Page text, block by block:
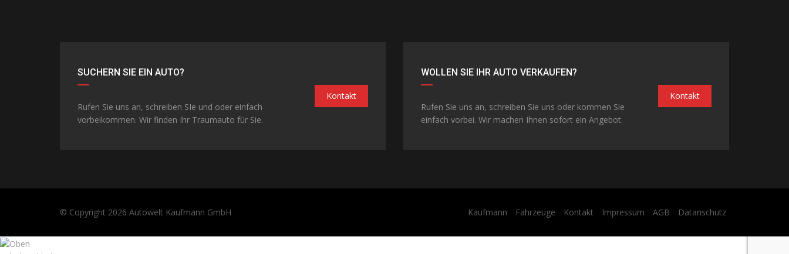
SUCHERN SIE EIN AUTO?
Rufen Sie uns an, schreiben SIe und oder einfach
vorbeikommen. Wir finden Ihr Traumauto für Sie.
Kontakt
WOLLEN SIE IHR AUTO VERKAUFEN?
Rufen Sie uns an, schreiben Sie uns oder kommen Sie
einfach vorbei. Wir machen Ihnen sofort ein Angebot.
Kontakt
© Copyright 2026 Autowelt Kaufmann GmbH Kaufmann Fahrzeuge Kontakt Impressum AGB Datanschutz